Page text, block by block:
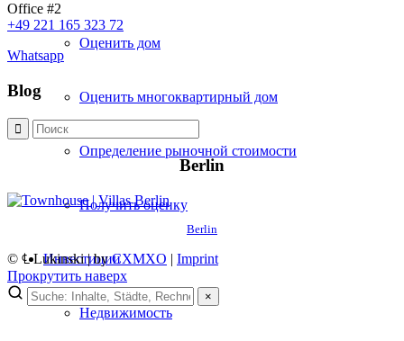
Оценить дом
Оценить многоквартирный дом
Определение рыночной стоимости
Получить оценку
Инвестиции
Недвижимость
Office #2
+49 221 165 323 72
Whatsapp
Blog
Berlin
Berlin
© ℄ Lukinski | byCXMXO | Imprint
Прокрутить наверх
×